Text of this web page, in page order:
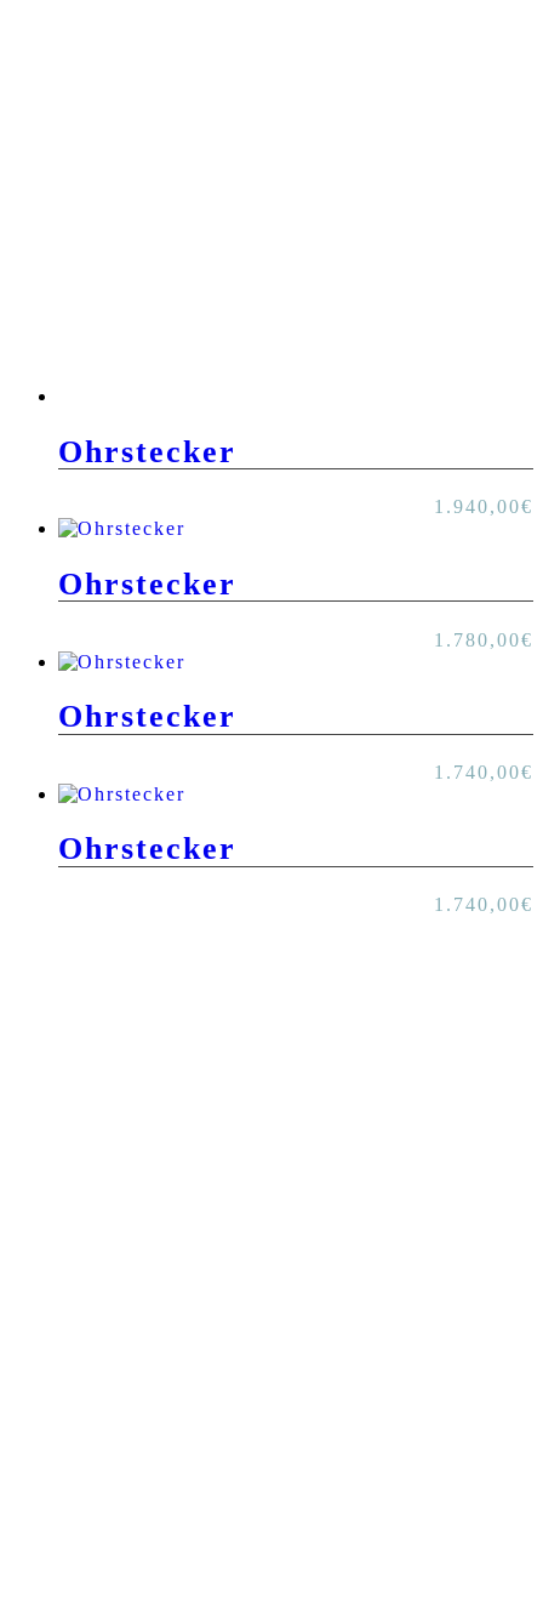
Ohrstecker
1.940,00€
Ohrstecker
1.780,00€
Ohrstecker
1.740,00€
Ohrstecker
1.740,00€